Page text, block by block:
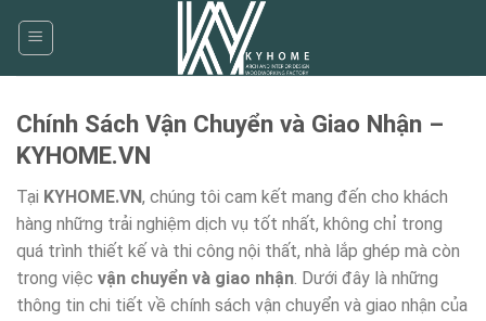
Chính Sách Vận Chuyển và Giao Nhận –
KYHOME.VN
Tại KYHOME.VN, chúng tôi cam kết mang đến cho khách
hàng những trải nghiệm dịch vụ tốt nhất, không chỉ trong
quá trình thiết kế và thi công nội thất, nhà lắp ghép mà còn
trong việc vận chuyển và giao nhận. Dưới đây là những
thông tin chi tiết về chính sách vận chuyển và giao nhận của